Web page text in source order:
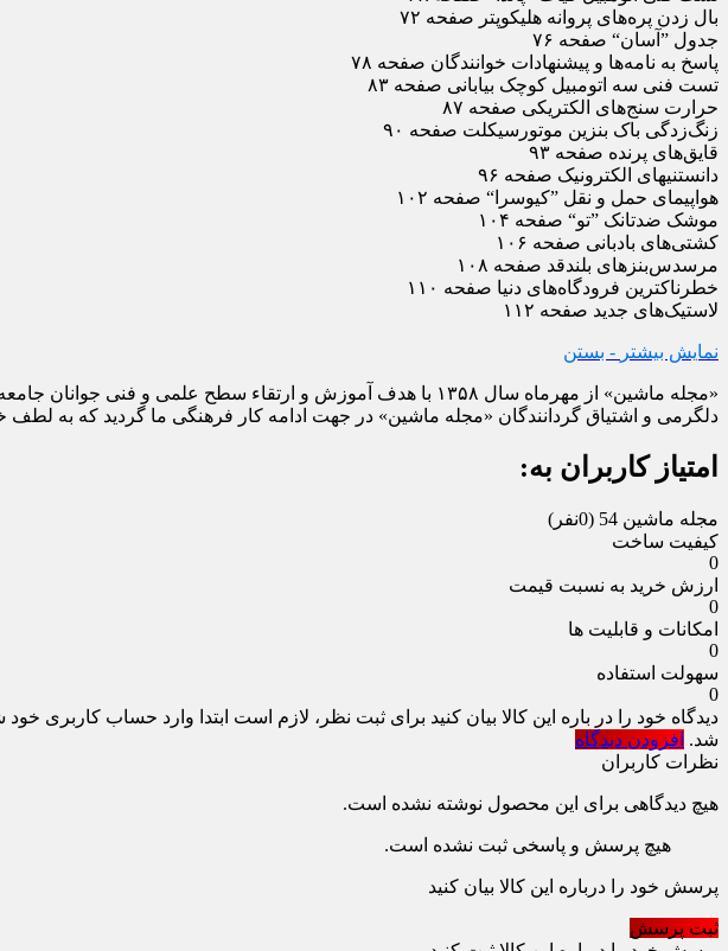
بال زدن پره‌های پروانه هلیکوپتر صفحه ۷۲
جدول ”آسان“ صفحه ۷۶
پاسخ به نامه‌ها و پیشنهادات خوانندگان صفحه ۷۸
تست فنی سه اتومبیل کوچک بیابانی صفحه ۸۳
حرارت سنج‌های الکتریکی صفحه ۸۷
زنگ‌زدگی باک بنزین موتورسیکلت صفحه ۹۰
قایق‌های پرنده صفحه ۹۳
دانستنیهای الکترونیک صفحه ۹۶
هواپیمای حمل و نقل ”کیوسرا“ صفحه ۱۰۲
موشک ضدتانک ”تو“ صفحه ۱۰۴
کشتی‌های بادبانی صفحه ۱۰۶
مرسدس‌بنزهای بلندقد صفحه ۱۰۸
خطرناکترین فرودگاه‌های دنیا صفحه ۱۱۰
لاستیک‌های جدید صفحه ۱۱۲
نمایش بیشتر - بستن
«مجله ماشین» از مهرماه سال ۱۳۵۸ با هدف آموزش و ارتقاء سطح
دلگرمی و اشتیاق گردانندگان «مجله ماشین» در جهت ادامه کار فرهنگی ما گردید که به لطف
امتیاز کاربران به:
مجله ماشین 54
(0نفر)
کیفیت ساخت
0
ارزش خرید به نسبت قیمت
0
امکانات و قابلیت ها
0
سهولت استفاده
0
دیدگاه خود را در باره این کالا بیان کنید برای ثبت نظر، لازم است ابتدا وارد حساب کاربری
شد. افزودن دیدگاه
نظرات کاربران
هیچ دیدگاهی برای این محصول نوشته نشده است.
هیچ پرسش و پاسخی ثبت نشده است.
پرسش خود را درباره این کالا بیان کنید
ثبت پرسش